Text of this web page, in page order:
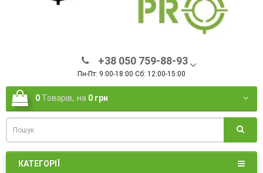
+38 050 759-88-93
Пн-Пт: 9:00-18:00 Сб: 12:00-15:00
0 Товарів, на 0 грн
КАТЕГОРІЇ